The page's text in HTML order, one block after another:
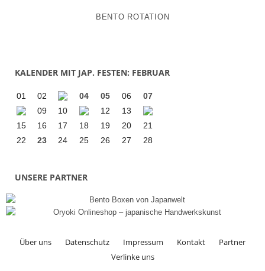
BENTO ROTATION
KALENDER MIT JAP. FESTEN: FEBRUAR
01 02 04 05 06
07
09
10 12
13
15
16 17 18 19 20
21
22
23 24 25 26 27 28
UNSERE PARTNER
Über uns Datenschutz Impressum Kontakt
Partner
Verlinke uns